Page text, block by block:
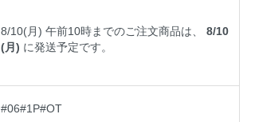
8/10(月) 午前10時までのご注文商品は、8/10
(月) に発送予定です。
#06#1P#OT